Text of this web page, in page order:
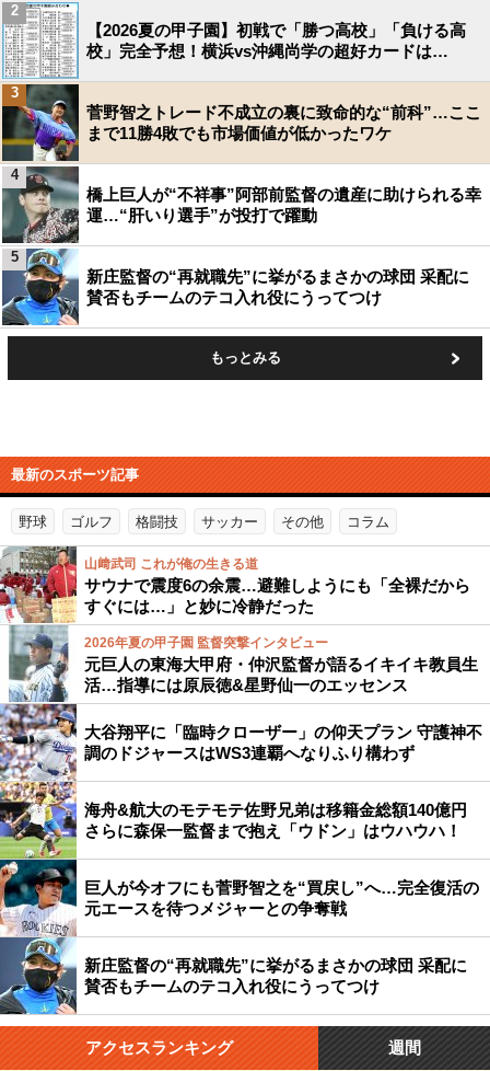
【2026夏の甲子園】初戦で「勝つ高校」「負ける高
校」完全予想！横浜vs沖縄尚学の超好カードは…
2
菅野智之トレード不成立の裏に致命的な“前科”…ここ
まで11勝4敗でも市場価値が低かったワケ
3
橋上巨人が“不祥事”阿部前監督の遺産に助けられる幸
運…“肝いり選手”が投打で躍動
4
新庄監督の“再就職先”に挙がるまさかの球団 采配に
賛否もチームのテコ入れ役にうってつけ
5
もっとみる
最新のスポーツ記事
野球 ゴルフ 格闘技 サッカー その他 コラム
山﨑武司 これが俺の生きる道
サウナで震度6の余震…避難しようにも「全裸だから
すぐには…」と妙に冷静だった
2026年夏の甲子園 監督突撃インタビュー
元巨人の東海大甲府・仲沢監督が語るイキイキ教員生
活…指導には原辰徳&星野仙一のエッセンス
大谷翔平に「臨時クローザー」の仰天プラン 守護神不
調のドジャースはWS3連覇へなりふり構わず
海舟&航大のモテモテ佐野兄弟は移籍金総額140億円
さらに森保一監督まで抱え「ウドン」はウハウハ！
巨人が今オフにも菅野智之を“買戻し”へ…完全復活の
元エースを待つメジャーとの争奪戦
新庄監督の“再就職先”に挙がるまさかの球団 采配に
賛否もチームのテコ入れ役にうってつけ
アクセスランキング 週間